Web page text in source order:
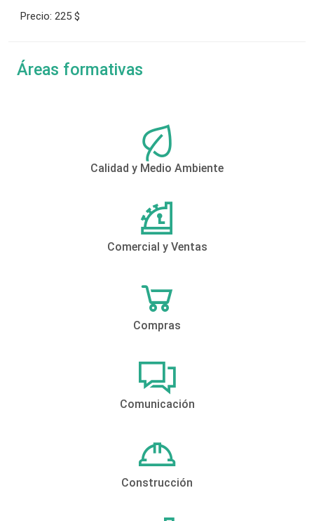
Precio: 225 $
Áreas formativas
Calidad y Medio Ambiente
Comercial y Ventas
Compras
Comunicación
Construcción